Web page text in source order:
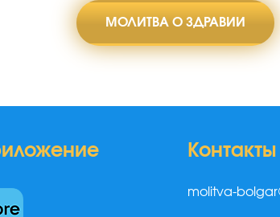
МОЛИТВА О ЗДРАВИИ
Контакты
molitva-